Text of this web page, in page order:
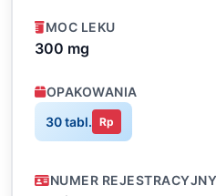
MOC LEKU
300 mg
OPAKOWANIA
30 tabl. Rp
NUMER REJESTRACYJNY